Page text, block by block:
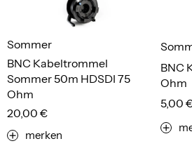
BNC Kabeltrommel
Sommer 50m HDSDI 75
Ohm
Sommer
20,00 €
merken
BNC
Ohm
5,00